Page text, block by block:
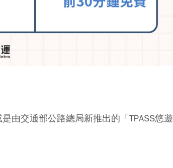
由交通部公路總局新推出的「TPASS悠遊